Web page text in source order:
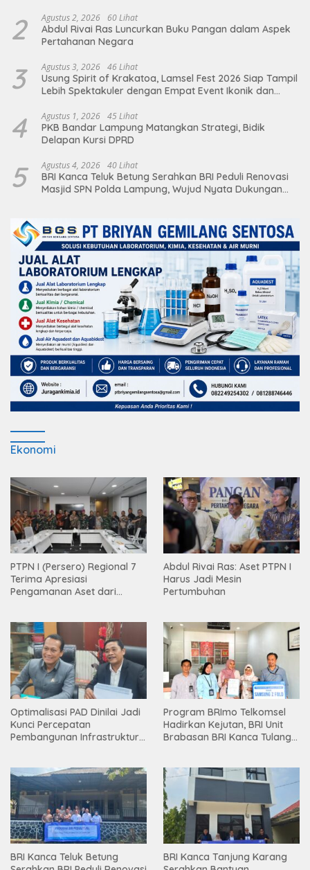
2 Agustus 2, 2026 60 Lihat
Abdul Rivai Ras Luncurkan Buku Pangan dalam Aspek
Pertahanan Negara
3 Agustus 3, 2026 46 Lihat
Usung Spirit of Krakatoa, Lamsel Fest 2026 Siap Tampil
Lebih Spektakuler dengan Empat Event Ikonik dan
4 Agustus 1, 2026 45 Lihat
PKB Bandar Lampung Matangkan Strategi, Bidik
Delapan Kursi DPRD
5 Agustus 4, 2026 40 Lihat
BRI Kanca Teluk Betung Serahkan BRI Peduli Renovasi
Masjid SPN Polda Lampung, Wujud Nyata Dukungan
Ekonomi
PTPN I (Persero) Regional 7
Terima Apresiasi
Pengamanan Aset dari
Abdul Rivai Ras: Aset PTPN I
Harus Jadi Mesin
Pertumbuhan
Optimalisasi PAD Dinilai Jadi
Kunci Percepatan
Pembangunan Infrastruktur
Program BRImo Telkomsel
Hadirkan Kejutan, BRI Unit
Brabasan BRI Kanca Tulang
Mesuji
BRI Kanca Teluk Betung
BRI Kanca Tanjung Karang